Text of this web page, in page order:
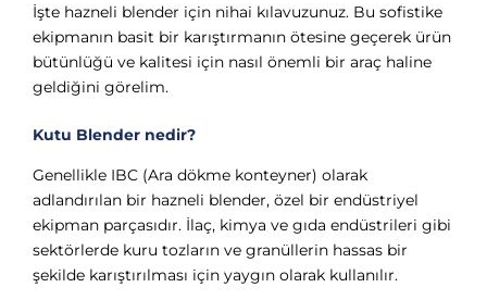
İşte hazneli blender için nihai kılavuzunuz. Bu sofistike
ekipmanın basit bir karıştırmanın ötesine geçerek ürün
bütünlüğü ve kalitesi için nasıl önemli bir araç haline
geldiğini görelim.
Kutu Blender nedir?
Genellikle IBC (Ara dökme konteyner) olarak
adlandırılan bir hazneli blender, özel bir endüstriyel
ekipman parçasıdır. İlaç, kimya ve gıda endüstrileri gibi
sektörlerde kuru tozların ve granüllerin hassas bir
şekilde karıştırılması için yaygın olarak kullanılır.